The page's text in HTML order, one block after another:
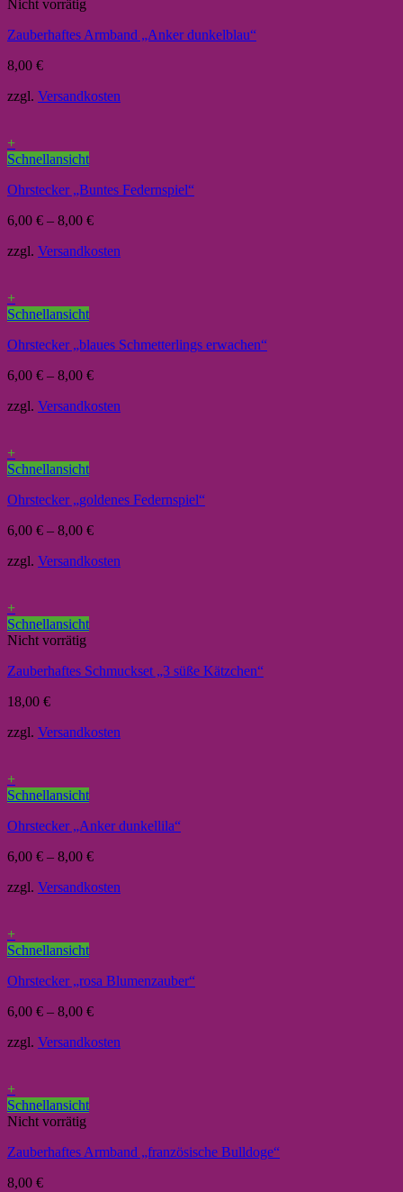
Nicht vorrätig
Zauberhaftes Armband „Anker dunkelblau“
8,00 €
zzgl. Versandkosten
+
Schnellansicht
Ohrstecker „Buntes Federnspiel“
6,00 € – 8,00 €
zzgl. Versandkosten
+
Schnellansicht
Ohrstecker „blaues Schmetterlings erwachen“
6,00 € – 8,00 €
zzgl. Versandkosten
+
Schnellansicht
Ohrstecker „goldenes Federnspiel“
6,00 € – 8,00 €
zzgl. Versandkosten
+
Schnellansicht
Nicht vorrätig
Zauberhaftes Schmuckset „3 süße Kätzchen“
18,00 €
zzgl. Versandkosten
+
Schnellansicht
Ohrstecker „Anker dunkellila“
6,00 € – 8,00 €
zzgl. Versandkosten
+
Schnellansicht
Ohrstecker „rosa Blumenzauber“
6,00 € – 8,00 €
zzgl. Versandkosten
+
Schnellansicht
Nicht vorrätig
Zauberhaftes Armband „französische Bulldoge“
8,00 €